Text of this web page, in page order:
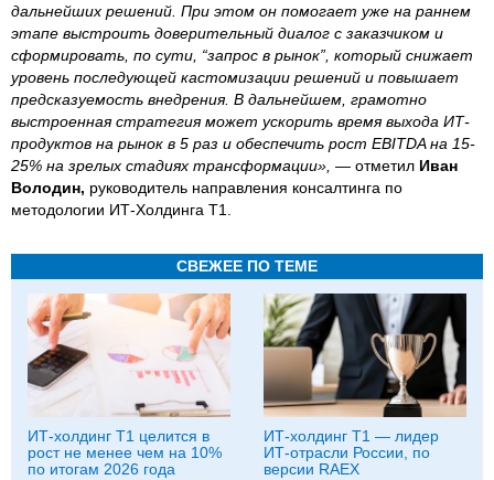
дальнейших решений. При этом он помогает уже на раннем
этапе выстроить доверительный диалог с заказчиком и
сформировать, по сути, “запрос в рынок”, который снижает
уровень последующей кастомизации решений и повышает
предсказуемость внедрения. В дальнейшем, грамотно
выстроенная стратегия может ускорить время выхода ИТ-
продуктов на рынок в 5 раз и обеспечить рост EBITDA на 15-
25% на зрелых стадиях трансформации», — отметил Иван
Володин, руководитель направления консалтинга по
методологии ИТ-Холдинга Т1.
СВЕЖЕЕ ПО ТЕМЕ
ИТ-холдинг Т1 целится в
рост не менее чем на 10%
по итогам 2026 года
ИТ-холдинг Т1 — лидер
ИТ-отрасли России, по
версии RAEX